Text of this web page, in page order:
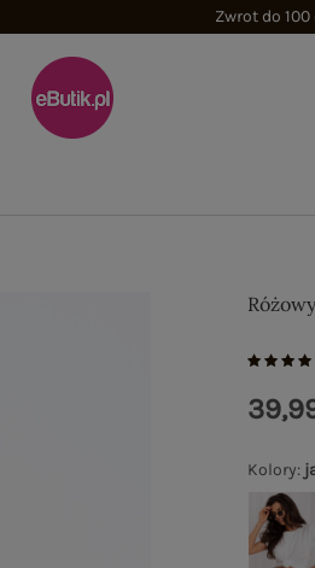
Zwrot do 100
Kolory: